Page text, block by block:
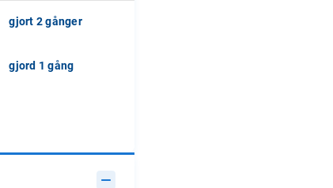
gjort 2 gånger
gjord 1 gång